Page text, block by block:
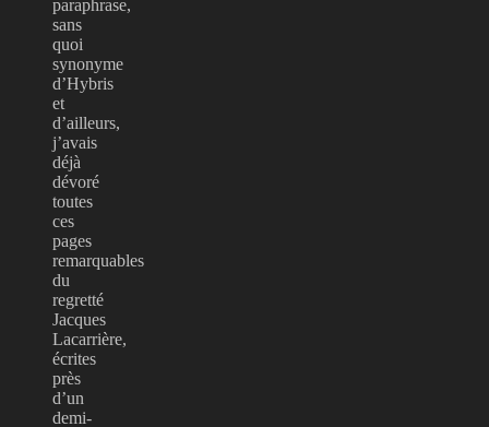
paraphrase,
sans
quoi
synonyme
d’Hybris
et
d’ailleurs,
j’avais
déjà
dévoré
toutes
ces
pages
remarquables
du
regretté
Jacques
Lacarrière,
écrites
près
d’un
demi-